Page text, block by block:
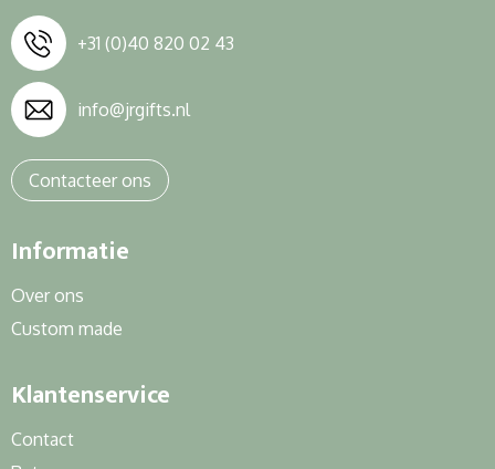
+31 (0)40 820 02 43
info@jrgifts.nl
Contacteer ons
Informatie
Over ons
Custom made
Klantenservice
Contact